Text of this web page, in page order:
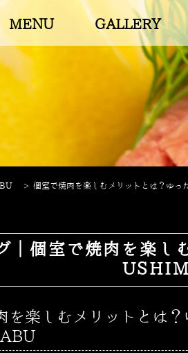
MENU GALLERY
> 個室で焼肉を楽しむメリットとは？ゆ
｜個室で焼肉を楽し
を楽しむメリットとは